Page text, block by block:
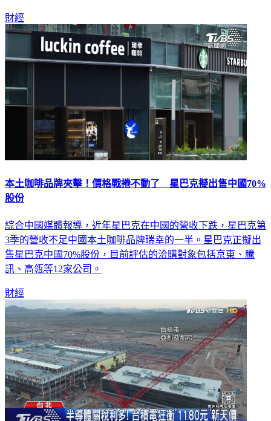
財經
本土咖啡品牌夾擊！價格戰捲不動了 星巴克擬出售中國70%
股份
綜合中國媒體報導，近年星巴克在中國的營收下跌，星巴克第
3季的營收不足中國本土咖啡品牌瑞幸的一半。星巴克正擬出
售星巴克中國70%股份，目前評估的洽購對象包括京東、騰
訊、高瓴等12家公司。
財經